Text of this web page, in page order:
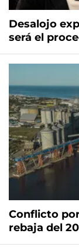
Desalojo
será el
Conflicto
rebaja del